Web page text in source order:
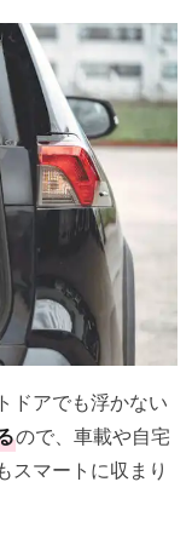
ドアでも浮かない
ので、車載や自宅
スマートに収まり